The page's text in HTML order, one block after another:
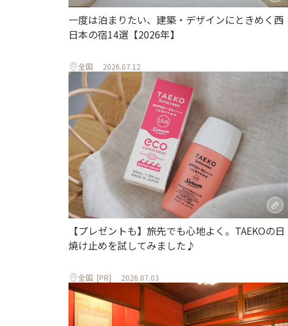
一度は泊まりたい、建築・デザインにときめく西
日本の宿14選【2026年】
全国 2026.07.12
【プレゼントも】旅先でも心地よく。TAEKOの日
焼け止めを試してみました♪
全国 [PR] 2026.07.03